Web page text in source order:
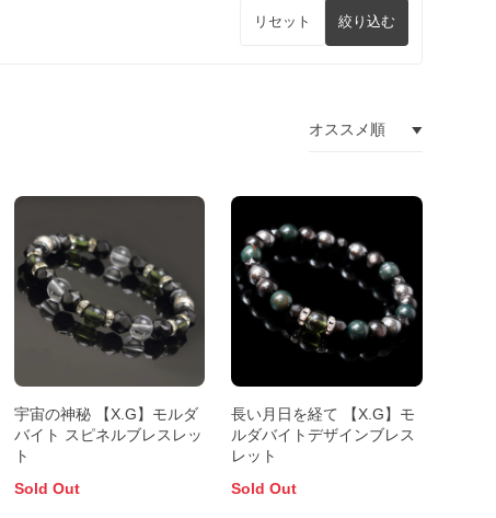
リセット 絞り込む
宇宙の神秘 【X.G】モルダ
バイト スピネルブレスレッ
ト
Sold Out
長い月日を経て 【X.G】モ
ルダバイトデザインブレス
レット
Sold Out